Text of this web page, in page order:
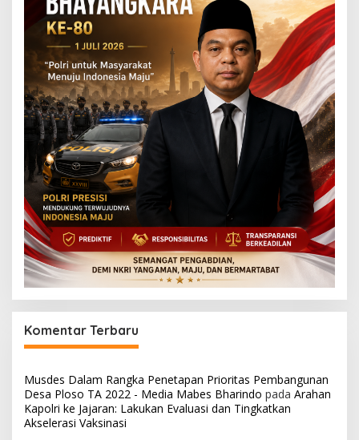
Komentar Terbaru
Musdes Dalam Rangka Penetapan Prioritas Pembangunan
Desa Ploso TA 2022 - Media Mabes Bharindo pada Arahan
Kapolri ke Jajaran: Lakukan Evaluasi dan Tingkatkan
Akselerasi Vaksinasi